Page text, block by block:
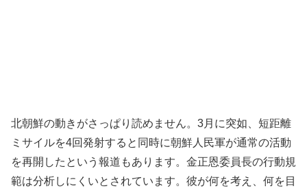
北朝鮮の動きがさっぱり読めません。3月に突如、短距離
ミサイルを4回発射すると同時に朝鮮人民軍が通常の活動
を再開したという報道もあります。金正恩委員長の行動規
範は分析しにくいとされています。彼が何を考え、何を目